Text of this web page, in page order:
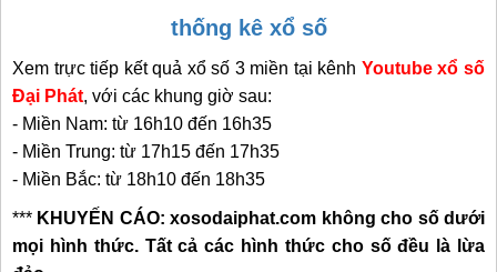
thống kê xổ số
Xem trực tiếp kết quả xổ số 3 miền tại kênh Youtube xổ số
Đại Phát, với các khung giờ sau:
- Miền Nam: từ 16h10 đến 16h35
- Miền Trung: từ 17h15 đến 17h35
- Miền Bắc: từ 18h10 đến 18h35
*** KHUYẾN CÁO: xosodaiphat.com không cho số dưới
mọi hình thức. Tất cả các hình thức cho số đều là lừa